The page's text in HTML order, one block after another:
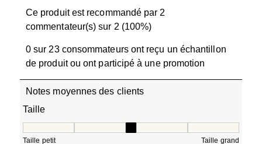
Ce produit est recommandé par 2
commentateur(s) sur 2 (100%)
0 sur 23 consommateurs ont reçu un échantillon
de produit ou ont participé à une promotion
Notes moyennes des clients
Taille
Taille petit Taille grand